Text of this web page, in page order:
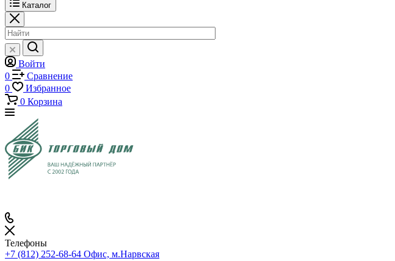
Каталог
Войти
0
Сравнение
0
Избранное
0 Корзина
Телефоны
+7 (812) 252-68-64 Офис, м.Нарвская